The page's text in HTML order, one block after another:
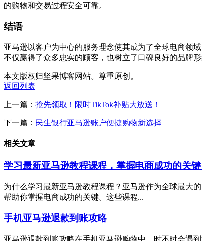
的购物和交易过程安全可靠。
结语
亚马逊以客户为中心的服务理念使其成为了全球电商领
不仅赢得了众多忠实的顾客，也树立了口碑良好的品牌形
本文版权归坚果博客网站。尊重原创。
返回列表
上一篇： 抢先领取！限时TikTok补贴大放送！
下一篇： 民生银行亚马逊账户便捷购物新选择
相关文章
学习最新亚马逊教程课程，掌握电商成功的关键
为什么学习最新亚马逊教程课程？亚马逊作为全球最大
帮助你掌握电商成功的关键。这些课程...
手机亚马逊退款到账攻略
亚马逊退款到账攻略在手机亚马逊购物中，时不时会遇